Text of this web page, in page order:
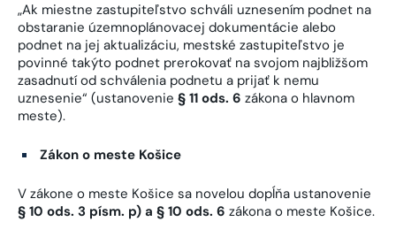
„Ak miestne zastupiteľstvo schváli uznesením podnet na
obstaranie územnoplánovacej dokumentácie alebo
podnet na jej aktualizáciu, mestské zastupiteľstvo je
povinné takýto podnet prerokovať na svojom najbližšom
zasadnutí od schválenia podnetu a prijať k nemu
uznesenie“ (ustanovenie § 11 ods. 6 zákona o hlavnom
meste).
Zákon o meste Košice
V zákone o meste Košice sa novelou dopĺňa ustanovenie
§ 10 ods. 3 písm. p) a § 10 ods. 6 zákona o meste Košice.